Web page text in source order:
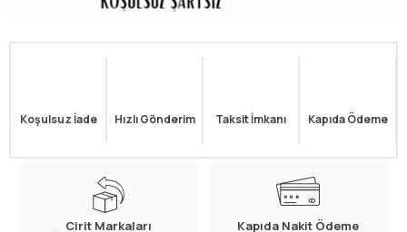
Koşulsuz İade Hızlı Gönderim Taksit İmkanı Kapıda Ödeme
Cirit Markaları
Kapıda Nakit Ödeme